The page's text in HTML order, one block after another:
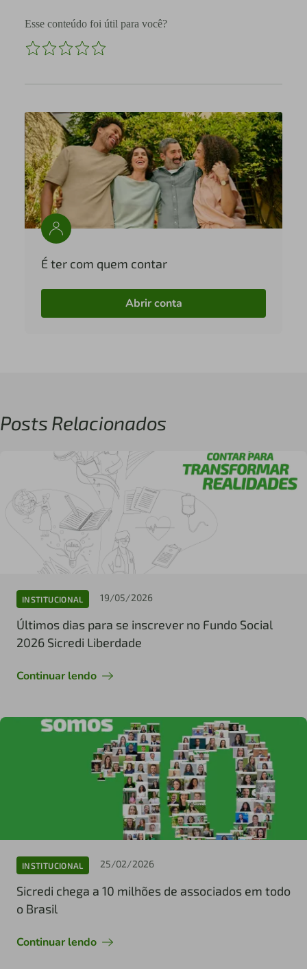
Esse conteúdo foi útil para você?
É ter com quem contar
Abrir conta
Posts Relacionados
INSTITUCIONAL 19/05/2026
Últimos dias para se inscrever no Fundo Social
2026 Sicredi Liberdade
Continuar lendo
INSTITUCIONAL 25/02/2026
Sicredi chega a 10 milhões de associados em todo
o Brasil
Continuar lendo